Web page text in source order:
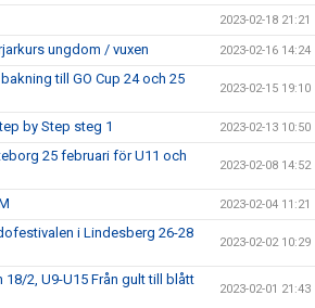
2023-02-18 21:21
ungdom / vuxen 2023-02-16 14:24
till GO Cup 24 och 25
2023-02-15 19:10
by Step steg 1 2023-02-13 10:50
25 februari för U11 och
2023-02-08 14:52
2023-02-04 11:21
i Lindesberg 26-28
2023-02-02 10:29
18/2, U9-U15 Från gult till blått
2023-02-01 21:43